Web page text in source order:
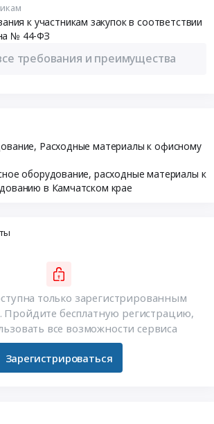
к участникам закупок в соответствии
№ 44-ФЗ
требования и преимущества
Расходные материалы к офисному
оборудование, расходные материалы к
в Камчатском крае
только зарегистрированным
Пройдите бесплатную регистрацию,
все возможности сервиса
Зарегистрироваться